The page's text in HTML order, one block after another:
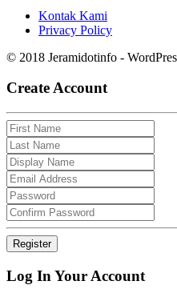
Kontak Kami
Privacy Policy
© 2018 Jeramidotinfo -
Create Account
Log In Your Account